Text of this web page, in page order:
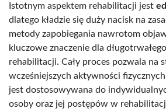
Istotnym aspektem rehabilitacji jest
dlatego kładzie się duży nacisk na
metody zapobiegania nawrotom
kluczowe znaczenie dla
rehabilitacji. Cały proces pozwala na
wcześniejszych aktywności
jest dostosowywana do
osoby oraz jej postępów w